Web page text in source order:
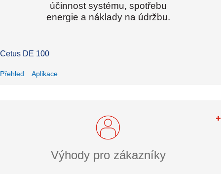
účinnost systému, spotřebu
energie a náklady na údržbu.
Cetus DE 100
Přehled Aplikace
Výhody pro zákazníky